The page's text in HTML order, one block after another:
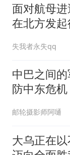
面对航母
在北方发
失我者永失qq
中巴之间
防中东危
邮轮摄影师阿嗵
大乌正在